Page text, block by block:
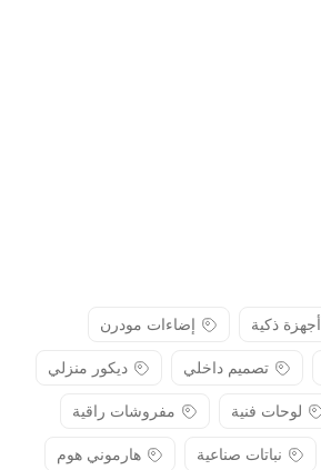
أجهزة ذكية
إضاءات مودرن
تصميم داخلي
ديكور منزلي
لوحات فنية
مفروشات راقية
نباتات صناعية هارموني هوم